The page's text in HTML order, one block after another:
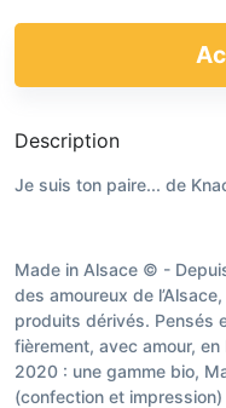
Description
Je suis ton paire... de
Made in Alsace © -
des amoureux de
produits dérivés. Pensés
fièrement, avec amour,
2020 : une gamme bio,
(confection et impression)